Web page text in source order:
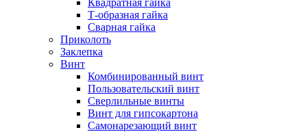
Квадратная гайка
Т-образная гайка
Сварная гайка
Приколоть
Заклепка
Винт
Комбинированный винт
Пользовательский винт
Сверлильные винты
Винт для гипсокартона
Самонарезающий винт